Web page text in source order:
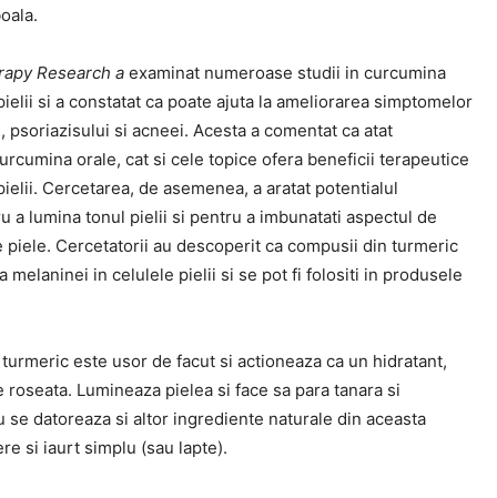
Research a examinat numeroase studii in curcumina
si a constatat ca poate ajuta la ameliorarea simptomelor
psoriazisului si acneei. Acesta a comentat ca atat
orale, cat si cele topice ofera beneficii terapeutice
Cercetarea, de asemenea, a aratat potentialul
a lumina tonul pielii si pentru a imbunatati aspectul de
piele. Cercetatorii au descoperit ca compusii din turmeric
melaninei in celulele pielii si se pot fi folositi in produsele
este usor de facut si actioneaza ca un hidratant,
Lumineaza pielea si face sa para tanara si
se datoreaza si altor ingrediente naturale din aceasta
si iaurt simplu (sau lapte).